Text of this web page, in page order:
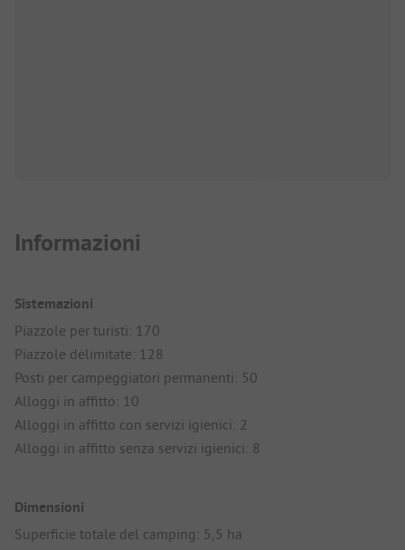
Informazioni
Sistemazioni
Piazzole per turisti: 170
Piazzole delimitate: 128
Posti per campeggiatori permanenti: 50
Alloggi in affitto: 10
Alloggi in affitto con servizi igienici: 2
Alloggi in affitto senza servizi igienici: 8
Dimensioni
Superficie totale del camping: 5,5 ha